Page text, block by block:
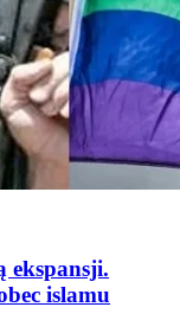
ekspansji.
islamu